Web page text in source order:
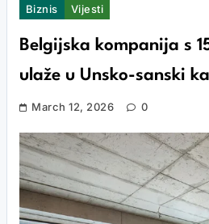
Biznis Vijesti
Belgijska kompanija s
ulaže u Unsko-sanski
March 12, 2026 0